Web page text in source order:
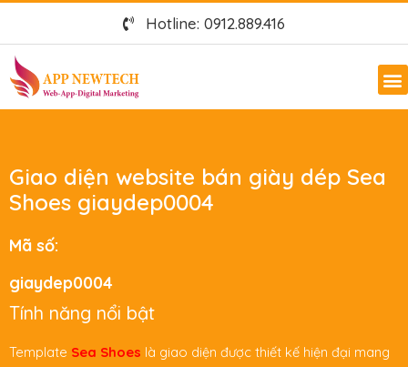
Hotline: 0912.889.416
Giao diện website bán giày dép Sea
Shoes giaydep0004
Mã số:
giaydep0004
Tính năng nổi bật
Template Sea Shoes là giao diện được thiết kế hiện đại mang